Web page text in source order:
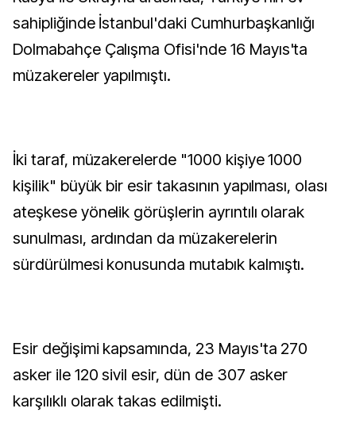
sahipliğinde İstanbul'daki Cumhurbaşkanlığı
Dolmabahçe Çalışma Ofisi'nde 16 Mayıs'ta
müzakereler yapılmıştı.
İki taraf, müzakerelerde "1000 kişiye 1000
kişilik" büyük bir esir takasının yapılması, olası
ateşkese yönelik görüşlerin ayrıntılı olarak
sunulması, ardından da müzakerelerin
sürdürülmesi konusunda mutabık kalmıştı.
Esir değişimi kapsamında, 23 Mayıs'ta 270
asker ile 120 sivil esir, dün de 307 asker
karşılıklı olarak takas edilmişti.